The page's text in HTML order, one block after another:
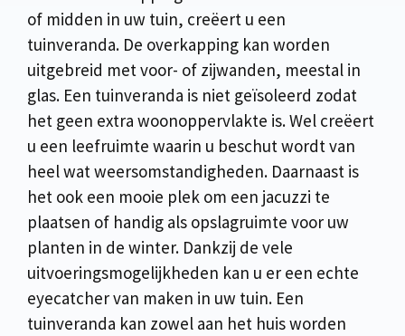
of midden in uw tuin, creëert u een
tuinveranda. De overkapping kan worden
uitgebreid met voor- of zijwanden, meestal in
glas. Een tuinveranda is niet geïsoleerd zodat
het geen extra woonoppervlakte is. Wel creëert
u een leefruimte waarin u beschut wordt van
heel wat weersomstandigheden. Daarnaast is
het ook een mooie plek om een jacuzzi te
plaatsen of handig als opslagruimte voor uw
planten in de winter. Dankzij de vele
uitvoeringsmogelijkheden kan u er een echte
eyecatcher van maken in uw tuin. Een
tuinveranda kan zowel aan het huis worden